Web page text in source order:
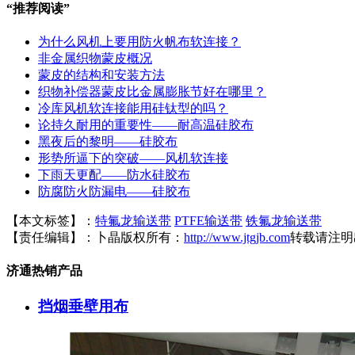
“推荐阅读”
为什么风机上要用防火帆布软连接？
非金属织物蒙皮概况
蒙皮的结构和安装方法
织物补偿器蒙皮比金属膨胀节好在哪里？
冷库风机软连接能用硅钛型的吗？
论持久耐用的重要性——耐高温硅胶布
黑夜后的黎明——硅胶布
形势所逼下的突破——风机软连接
下雨天更配——防水硅胶布
防腐防火防漏电——硅胶布
【本文标签】： 特氟龙输送带 PTFE输送带 铁氟龙输送带
【责任编辑】：
卜晶版权所有： http://www.jtgjb.com转载请注
济通热销产品
挡烟垂壁用布